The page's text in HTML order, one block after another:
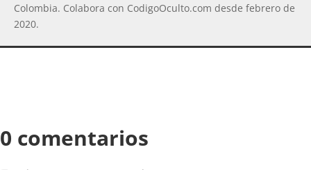
Colombia. Colabora con CodigoOculto.com desde febrero de
2020.
0 comentarios